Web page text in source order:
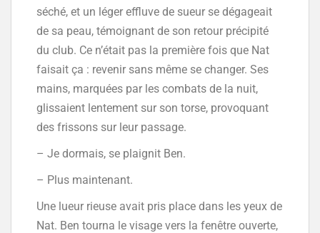
séché, et un léger effluve de sueur se dégageait
de sa peau, témoignant de son retour précipité
du club. Ce n’était pas la première fois que Nat
faisait ça : revenir sans même se changer. Ses
mains, marquées par les combats de la nuit,
glissaient lentement sur son torse, provoquant
des frissons sur leur passage.
– Je dormais, se plaignit Ben.
– Plus maintenant.
Une lueur rieuse avait pris place dans les yeux de
Nat. Ben tourna le visage vers la fenêtre ouverte,